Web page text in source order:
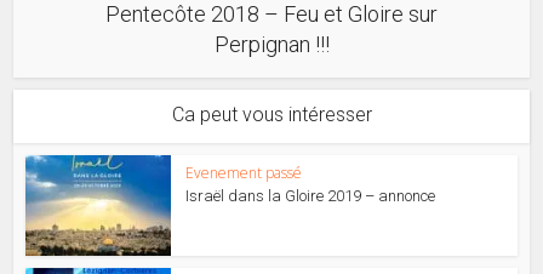
Pentecôte 2018 – Feu et Gloire sur
Perpignan !!!
Ca peut vous intéresser
Evenement passé
Israël dans la Gloire 2019 – annonce